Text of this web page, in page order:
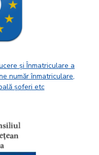
și Înmatriculare a
număr înmatriculare,
șoferi etc